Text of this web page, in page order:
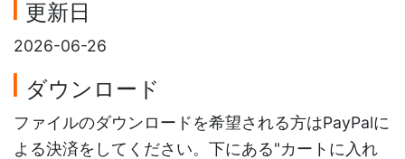
更新日
2026-06-26
ダウンロード
ファイルのダウンロードを希望される方はPayPalに
よる決済をしてください。下にある"カートに入れ